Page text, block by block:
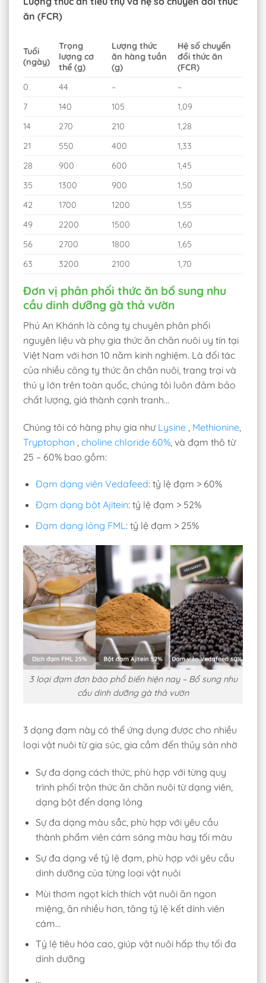
ăn (FCR)
Tuổi
(ngày)
Trọng
lượng cơ
thể (g)
Lượng thức
ăn hàng tuần
(g)
Hệ số chuyển
đổi thức ăn
(FCR)
0
44 –
–
7
140 105
1,09
14
270 210
1,28
21
550 400
1,33
28
900 600
1,45
35
1300 900
1,50
42
1700 1200
1,55
49
2200 1500
1,60
56
2700 1800
1,65
63
3200 2100 1,70
Đơn vị phân phối thức ăn bổ sung nhu
cầu dinh dưỡng gà thả vườn
Phú An Khánh là công ty chuyên phân phối
nguyên liệu và phụ gia thức ăn chăn nuôi uy tín tại
Việt Nam với hơn 10 năm kinh nghiệm. Là đối tác
của nhiều công ty thức ăn chăn nuôi, trang trại và
thú y lớn trên toàn quốc, chúng tôi luôn đảm bảo
chất lượng, giá thành cạnh tranh…
Chúng tôi có hàng phụ gia như Lysine Methionine
Tryptophan choline chloride 60% , và đạm thô từ
25 – 60% bao gồm:
Đạm dạng viên Vedafeed: tỷ lệ đạm > 60%
Đạm dạng bột Ajitein: tỷ lệ đạm > 52%
Đạm dạng lỏng FML : tỷ lệ đạm > 25%
3 loại đạm đơn bào phổ biến hiện nay – Bổ sung nhu
cầu dinh dưỡng gà thả vườn
3 dạng đạm này có thể ứng dụng được cho nhiều
loại vật nuôi từ gia súc, gia cầm đến thủy sản nhờ
Sự đa dạng cách thức, phù hợp với từng quy
trình phối trộn thức ăn chăn nuôi từ dạng viên,
dạng bột đến dạng lỏng
Sự đa dạng màu sắc, phù hợp với yêu cầu
thành phẩm viên cám sáng màu hay tối màu
Sự đa dạng về tỷ lệ đạm, phù hợp với yêu cầu
dinh dưỡng của từng loại vật nuôi
Mùi thơm ngọt kích thích vật nuôi ăn ngon
miệng, ăn nhiều hơn, tăng tỷ lệ kết dính viên
cám…
Tỷ lệ tiêu hóa cao, giúp vật nuôi hấp thụ tối đa
dinh dưỡng
…